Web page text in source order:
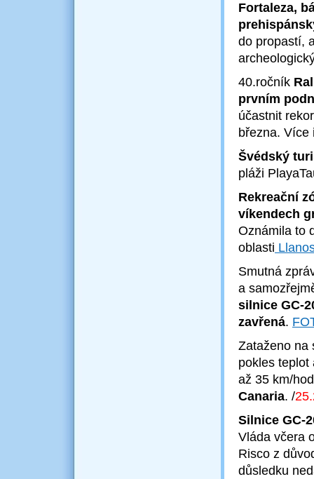
Fortaleza,
do propastí,
40.ročník
prvním
účastnit
března.
Švédský
pláži
Rekreační
víkendech
Oznámila to
oblasti
Smutná
a
silnice GC-
zavřená.
Zataženo na
pokles teplot
až 35 km/
Canaria. /
Silnice GC-
Vláda včera
Risco z
důsledku